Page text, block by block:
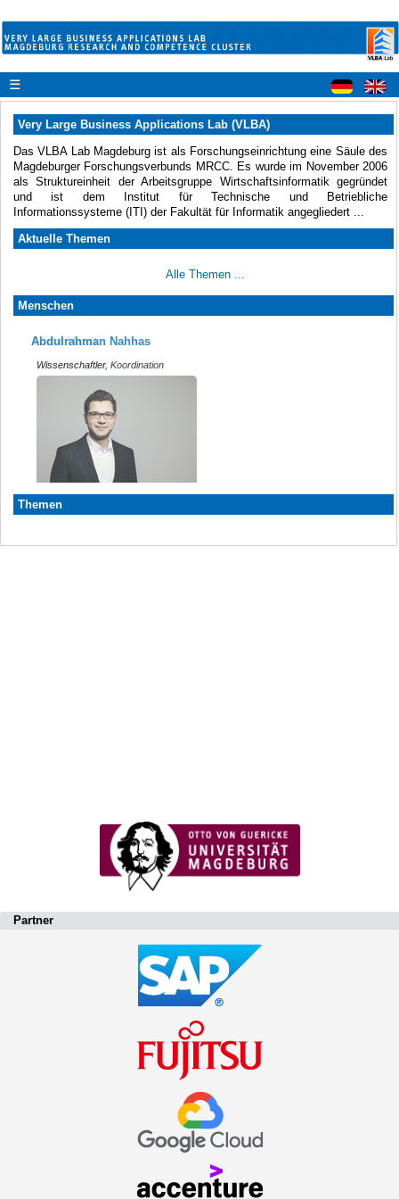
☰
Very Large Business Applications Lab (VLBA)
Das VLBA Lab Magdeburg ist als Forschungseinrichtung eine Säule des
Magdeburger Forschungsverbunds MRCC. Es wurde im November 2006
als Struktureinheit der Arbeitsgruppe Wirtschaftsinformatik gegründet
und ist dem Institut für Technische und Betriebliche
Informationssysteme (ITI) der Fakultät für Informatik angegliedert ...
Aktuelle Themen
Alle Themen ...
Menschen
Abdulrahman Nahhas
Wissenschaftler, Koordination
André Hardt
Wissenschaftler
Themen
Partner